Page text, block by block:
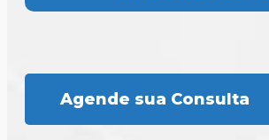
Agende sua Consulta